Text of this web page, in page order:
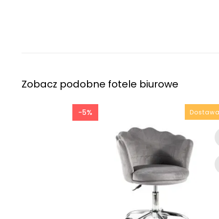
Zobacz podobne fotele biurowe
-5%